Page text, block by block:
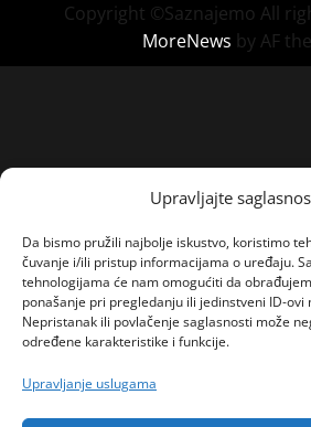
Upravljajte
Da bismo pružili najbolje iskustvo, koristimo
čuvanje i/ili pristup informacijama o uređaju.
tehnologijama će nam omogućiti da
ponašanje pri pregledanju ili jedinstveni ID-ovi
Nepristanak ili povlačenje saglasnosti može
određene karakteristike i funkcije.
Upravljanje uslugama
Copyright ©Saznajemo All
MoreNews by AF